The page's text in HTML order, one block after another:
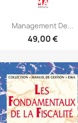
Management De...
49,00 €